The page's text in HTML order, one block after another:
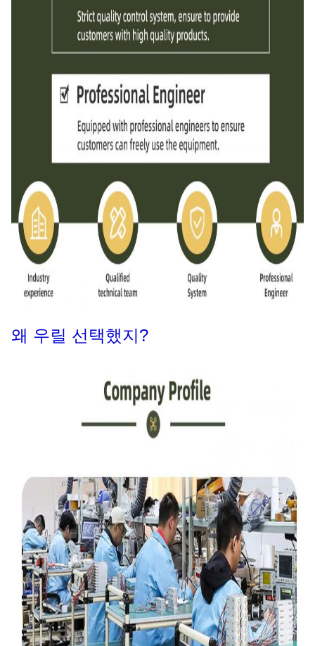
왜 우릴 선택했지?